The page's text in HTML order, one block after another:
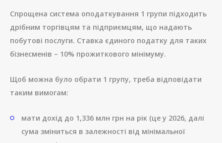
Спрощена система оподаткування 1 групи підходить
дрібним торгівцям та підприємцям, що надають
побутові послуги. Ставка єдиного податку для таких
бізнесменів – 10% прожиткового мінімуму.
Щоб можна було обрати 1 групу, треба відповідати
таким вимогам:
мати дохід до 1,336 млн грн на рік (це у 2026, далі
сума зміниться в залежності від мінімальної